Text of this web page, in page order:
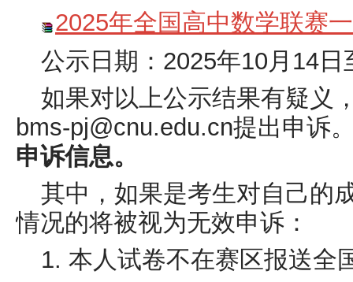
2025年全国高中数学联赛
公示日期：2025年10月14
如果对以上公示结果有疑义
bms-pj@cnu.edu.cn提出申诉
申诉信息。
其中，如果是考生对自己的
情况的将被视为无效申诉：
1. 本人试卷不在赛区报送全